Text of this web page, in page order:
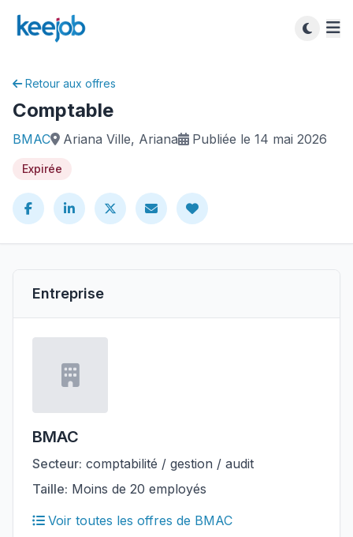
Retour aux offres
Comptable
BMAC Ariana Ville, Ariana Publiée le 14 mai 2026
Expirée
Entreprise
BMAC
Secteur: comptabilité / gestion / audit
Taille: Moins de 20 employés
Voir toutes les offres de BMAC